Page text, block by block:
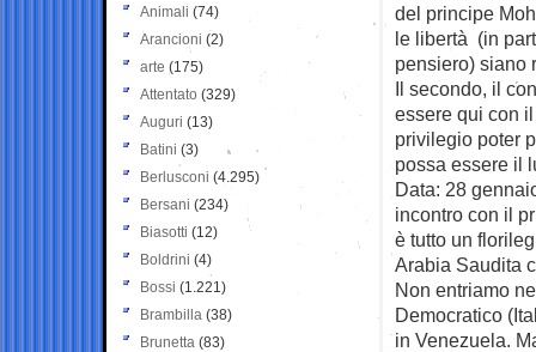
del principe
le libertà (in
pensiero) siano
Il secondo, il
essere qui con
privilegio poter
possa essere il
Data: 28
incontro con il
è tutto un
Arabia Saudita
Non entriamo
Democratico
in Venezuela.
Animali (74)
Arancioni (2)
arte (175)
Attentato (329)
Auguri (13)
Batini (3)
Berlusconi (4.295)
Bersani (234)
Biasotti (12)
Boldrini (4)
Bossi (1.221)
Brambilla (38)
Brunetta (83)